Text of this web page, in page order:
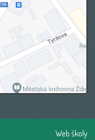
Web školy